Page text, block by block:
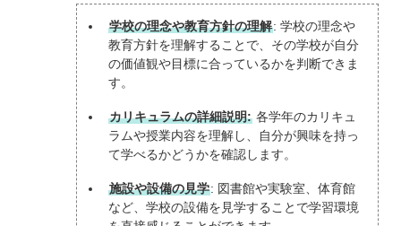
学校の理念や教育方針の理解: 学校の理念や
教育方針を理解することで、その学校が自分
の価値観や目標に合っているかを判断できま
す。
カリキュラムの詳細説明: 各学年のカリキュ
ラムや授業内容を理解し、自分が興味を持っ
て学べるかどうかを確認します。
施設や設備の見学: 図書館や実験室、体育館
など、学校の設備を見学することで学習環境